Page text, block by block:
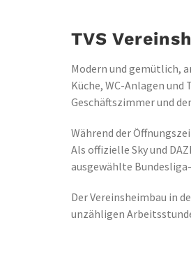
TVS
Modern und gemütlich,
Küche, WC-Anlagen
Geschäftszimmer und
Während der
Als offizielle Sky und
ausgewählte
Der Vereinsheimbau in
unzähligen